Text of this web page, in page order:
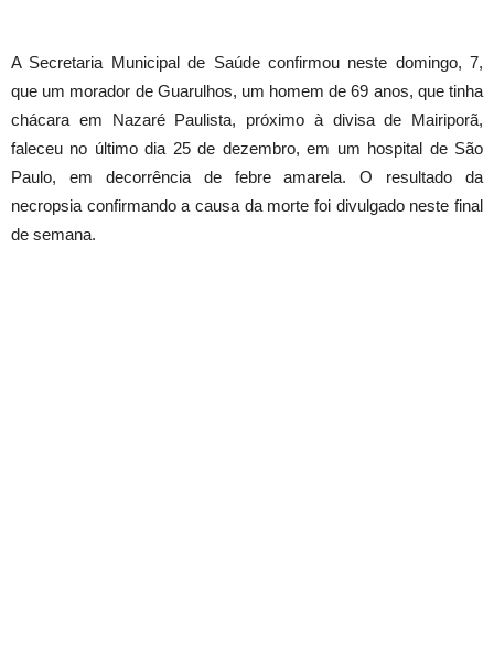
A Secretaria Municipal de Saúde confirmou neste domingo, 7,
que um morador de Guarulhos, um homem de 69 anos, que tinha
chácara em Nazaré Paulista, próximo à divisa de Mairiporã,
faleceu no último dia 25 de dezembro, em um hospital de São
Paulo, em decorrência de febre amarela. O resultado da
necropsia confirmando a causa da morte foi divulgado neste final
de semana.